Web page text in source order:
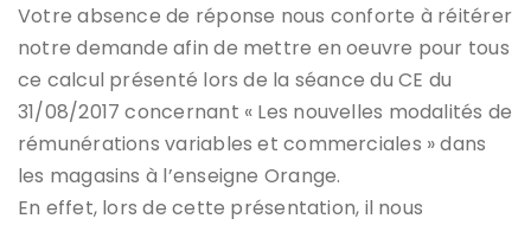
Votre absence de réponse nous conforte à réitérer
notre demande afin de mettre en oeuvre pour tous
ce calcul présenté lors de la séance du CE du
31/08/2017 concernant « Les nouvelles modalités de
rémunérations variables et commerciales » dans
les magasins à l’enseigne Orange.
En effet, lors de cette présentation, il nous